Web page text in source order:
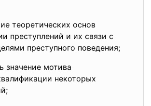
теоретических основ
преступлений и их связи с
преступного поведения;
значение мотива
некоторых